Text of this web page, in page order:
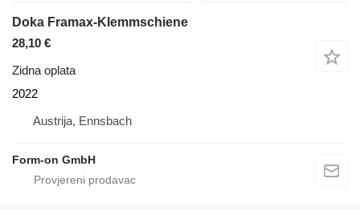
Doka Framax-Klemmschiene
28,10 €
Zidna oplata
2022
Austrija, Ennsbach
Form-on GmbH